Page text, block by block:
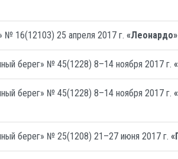
№ 16(12103) 25 апреля 2017 г.
берег» № 45(1228) 8–14 ноября 2017 г.
берег» № 45(1228) 8–14 ноября 2017 г.
берег» № 25(1208) 21–27 июня 2017 г.